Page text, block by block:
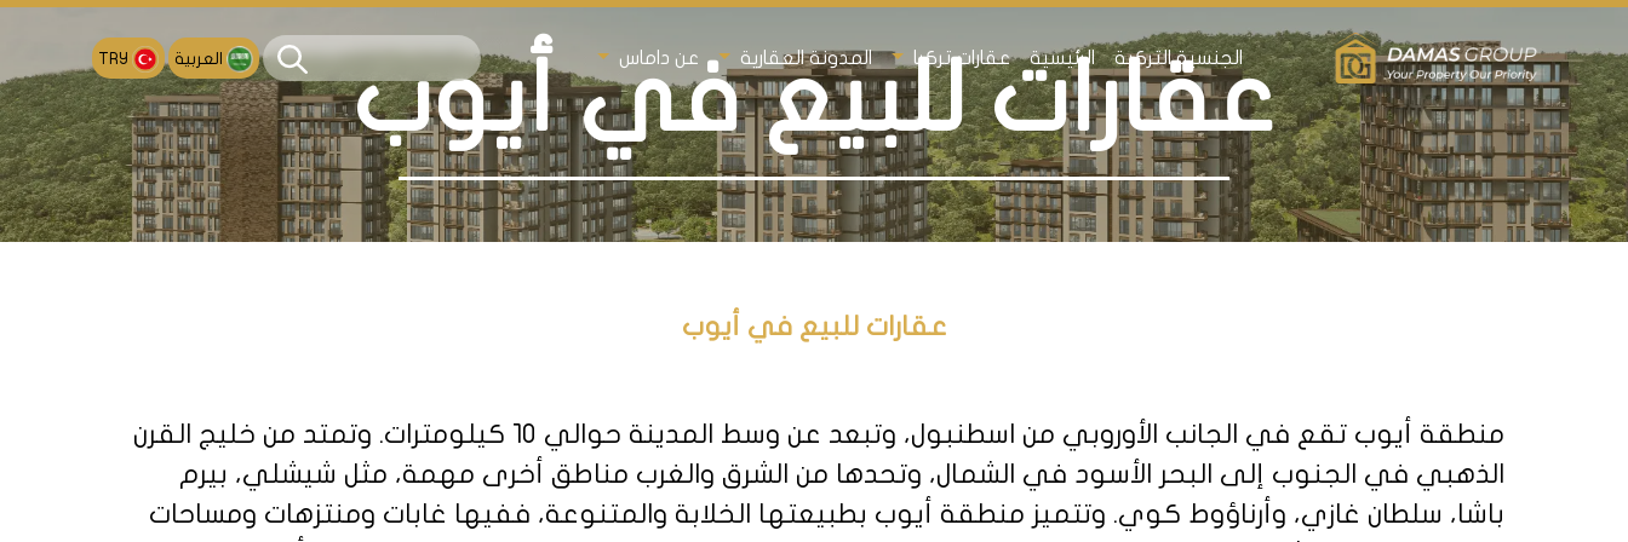
الجنسية التركية الرئيسية عقارات تركيا المدونة العقارية عن داماس العربية TRY عقارات للبيع في أيوب
عقارات للبيع في أيوب
منطقة أيوب تقع في الجانب الأوروبي من اسطنبول، وتبعد عن وسط المدينة حوالي 10 كيلومترات. وتمتد من خليج القرن
الذهبي في الجنوب إلى البحر الأسود في الشمال، وتحدها من الشرق والغرب مناطق أخرى مهمة، مثل شيشلي، بيرم
باشا، سلطان غازي، وأرناؤوط كوي. وتتميز منطقة أيوب بطبيعتها الخلابة والمتنوعة، ففيها غابات ومنتزهات ومساحات